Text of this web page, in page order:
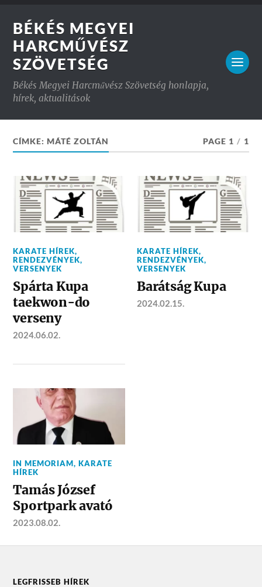
BÉKÉS MEGYEI
HARCMŰVÉSZ
SZÖVETSÉG
Békés Megyei Harcművész Szövetség honlapja,
hírek, aktualitások
CÍMKE:MÁTÉ ZOLTÁN PAGE 1 / 1
KARATE HÍREK,
RENDEZVÉNYEK,
VERSENYEK
Spárta Kupa
taekwon-do
verseny
2024.06.02.
KARATE HÍREK,
RENDEZVÉNYEK,
VERSENYEK
Barátság Kupa
2024.02.15.
IN MEMORIAM,KARATE
HÍREK
Tamás József
Sportpark avató
2023.08.02.
LEGFRISSEB HÍREK